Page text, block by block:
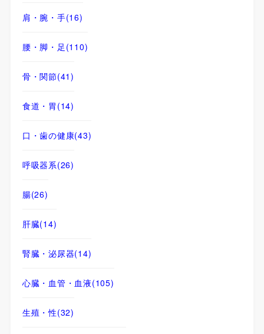
肩・腕・手(16)
腰・脚・足 (110)
骨・関節(41)
食道・胃 (14)
口・歯の健康(43)
呼吸器系(26)
腸(26)
肝臓(14)
腎臓・泌尿器(14)
心臓・血管・血液(105)
生殖・性(32)